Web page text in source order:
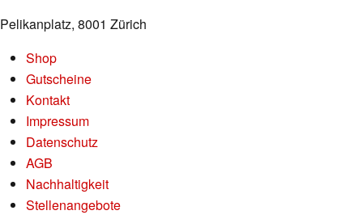
Pelikanplatz, 8001 Zürich
Shop
Gutscheine
Kontakt
Impressum
Datenschutz
AGB
Nachhaltigkeit
Stellenangebote